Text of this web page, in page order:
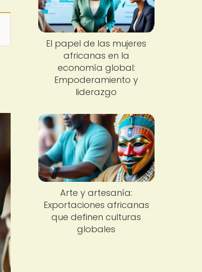
El papel de las mujeres
africanas en la
economía global:
Empoderamiento y
liderazgo
Arte y artesanía:
Exportaciones africanas
que definen culturas
globales